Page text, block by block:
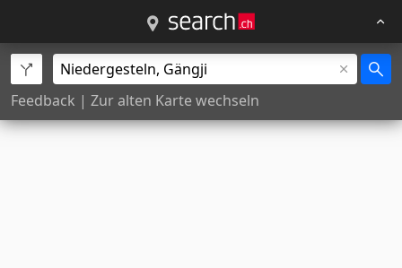
Feedback | Zur alten Karte wechseln